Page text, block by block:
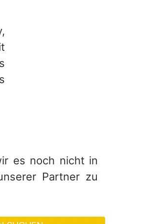
es noch nicht in
Partner zu